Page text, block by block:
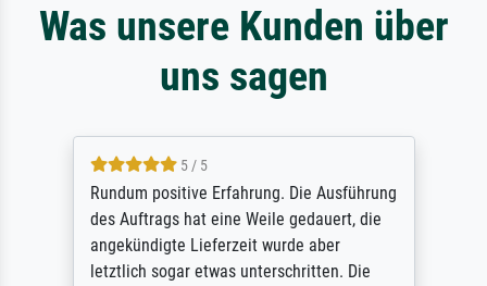
Was unsere Kunden über
uns sagen
5 / 5
Rundum positive Erfahrung. Die Ausführung
des Auftrags hat eine Weile gedauert, die
angekündigte Lieferzeit wurde aber
letztlich sogar etwas unterschritten. Die